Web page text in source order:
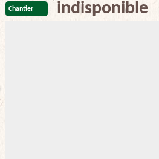
Chantier indisponible